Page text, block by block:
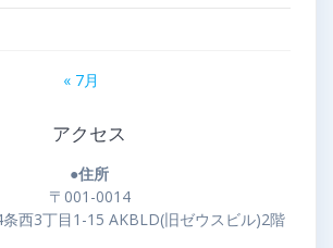
« 7月
アクセス
●住所
〒001-0014
西3丁目1-15 AKBLD(旧ゼウスビル)2階